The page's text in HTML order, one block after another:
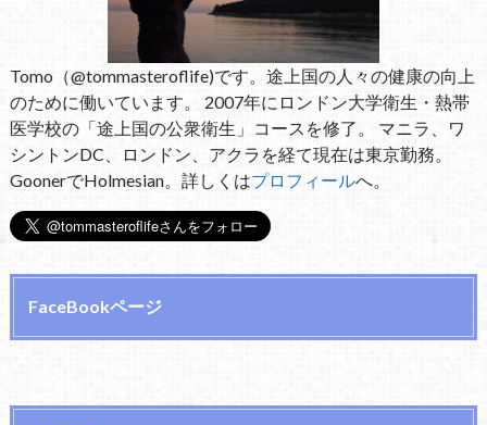
Tomo（@tommasteroflife)です。途上国の人々の健康の向上
のために働いています。 2007年にロンドン大学衛生・熱帯
医学校の「途上国の公衆衛生」コースを修了。 マニラ、ワ
シントンDC、ロンドン、アクラを経て現在は東京勤務。
GoonerでHolmesian。詳しくはプロフィールへ。
FaceBookページ